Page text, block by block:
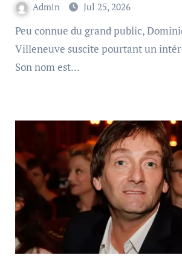
Admin Jul 25, 2026
Peu connue du grand public, Dominique du Buor de
Villeneuve suscite pourtant un
Son nom est…